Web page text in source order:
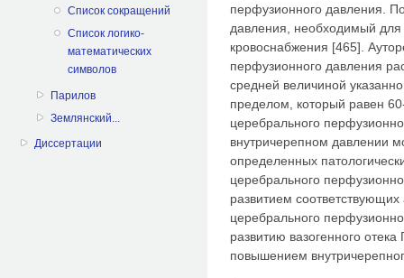
Список сокращений
Список логико-
математических
символов
Парилов
Землянский...
Диссертации
перфузионного давления.
давления, необходимый
кровоснабжения [465].
перфузионного давления
средней величиной
пределом, который равен
церебрального
внутричерепном давлении
определенных
церебрального
развитием
церебрального
развитию вазогенного
повышением